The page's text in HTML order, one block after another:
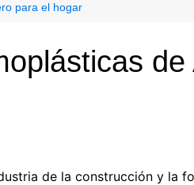
para el hogar
de
de la construcción y la